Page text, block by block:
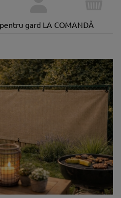
gard LA COMANDĂ